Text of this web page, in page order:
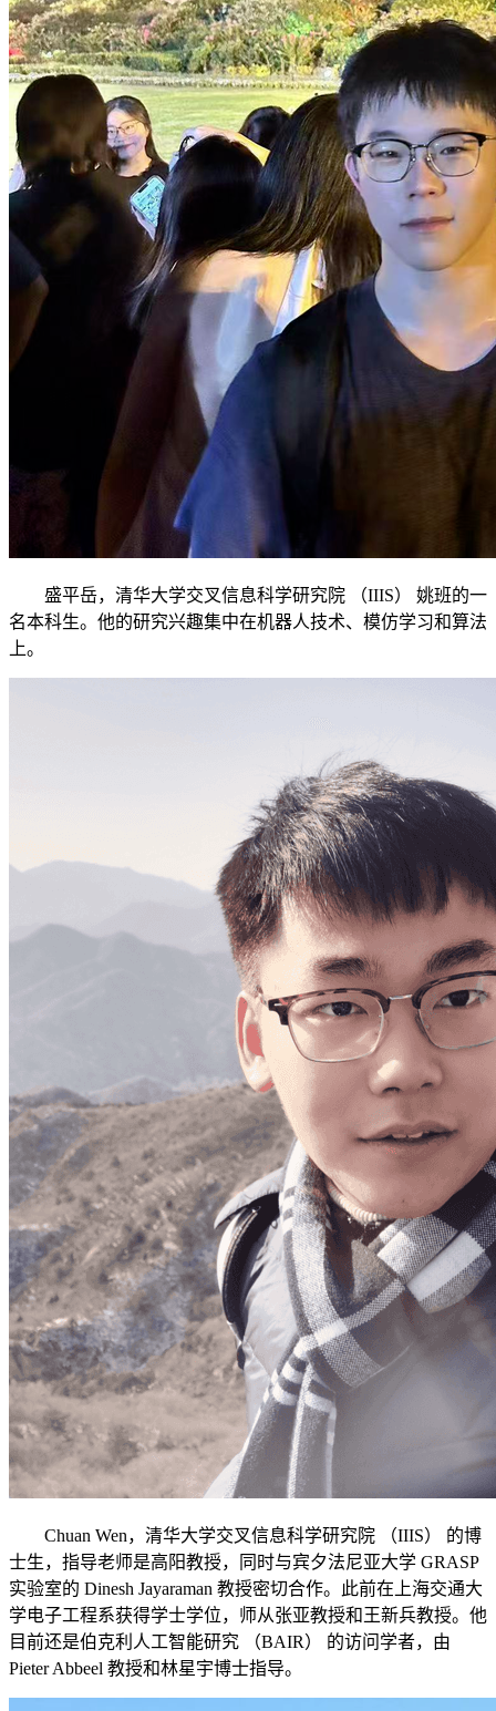
盛平岳，清华大学交叉信息科学研究院 （IIIS） 姚班的一
名本科生。他的研究兴趣集中在机器人技术、模仿学习和算法
上。
Chuan Wen，清华大学交叉信息科学研究院 （IIIS） 的博
士生，指导老师是高阳教授，同时与宾夕法尼亚大学 GRASP
实验室的 Dinesh Jayaraman 教授密切合作。此前在上海交通大
学电子工程系获得学士学位，师从张亚教授和王新兵教授。他
目前还是伯克利人工智能研究 （BAIR） 的访问学者，由
Pieter Abbeel 教授和林星宇博士指导。